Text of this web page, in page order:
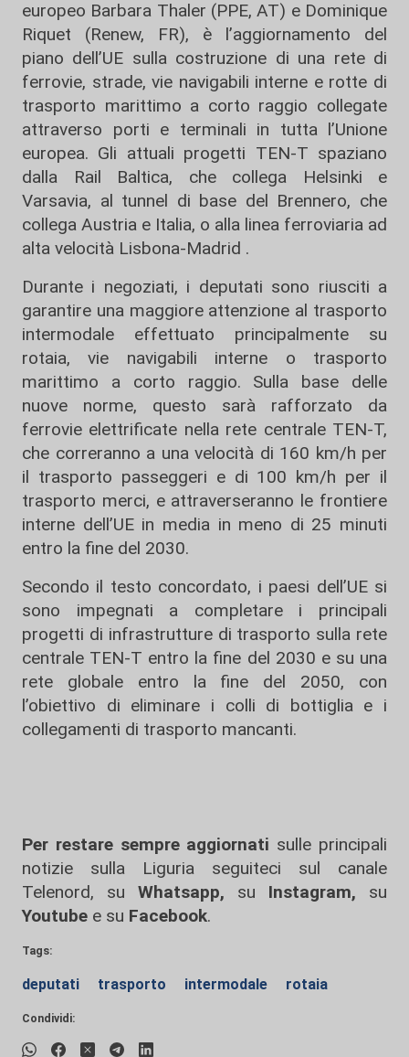
europeo Barbara Thaler (PPE, AT) e Dominique
Riquet (Renew, FR), è l’aggiornamento del
piano dell’UE sulla costruzione di una rete di
ferrovie, strade, vie navigabili interne e rotte di
trasporto marittimo a corto raggio collegate
attraverso porti e terminali in tutta l’Unione
europea. Gli attuali progetti TEN-T spaziano
dalla Rail Baltica, che collega Helsinki e
Varsavia, al tunnel di base del Brennero, che
collega Austria e Italia, o alla linea ferroviaria ad
alta velocità Lisbona-Madrid .
Durante i negoziati, i deputati sono riusciti a
garantire una maggiore attenzione al trasporto
intermodale effettuato principalmente su
rotaia, vie navigabili interne o trasporto
marittimo a corto raggio. Sulla base delle
nuove norme, questo sarà rafforzato da
ferrovie elettrificate nella rete centrale TEN-T,
che correranno a una velocità di 160 km/h per
il trasporto passeggeri e di 100 km/h per il
trasporto merci, e attraverseranno le frontiere
interne dell’UE in media in meno di 25 minuti
entro la fine del 2030.
Secondo il testo concordato, i paesi dell’UE si
sono impegnati a completare i principali
progetti di infrastrutture di trasporto sulla rete
centrale TEN-T entro la fine del 2030 e su una
rete globale entro la fine del 2050, con
l’obiettivo di eliminare i colli di bottiglia e i
collegamenti di trasporto mancanti.
Per restare sempre aggiornati sulle principali
notizie sulla Liguria seguiteci sul canale
Telenord, su
Whatsapp, su Instagram, su
Youtube e su Facebook.
Tags:
deputati trasporto intermodale rotaia
Condividi: